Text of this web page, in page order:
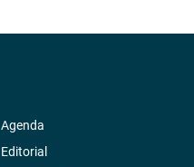
Agenda
Editorial